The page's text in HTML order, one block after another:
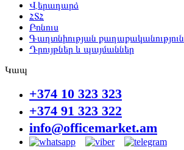
Վերադարձ
ՀՏՀ
Բոնուս
Գաղտնիության քաղաքականություն
Դրույթներ և պայմաններ
Կապ
+374 10 323 323
+374 91 323 322
info@officemarket.am